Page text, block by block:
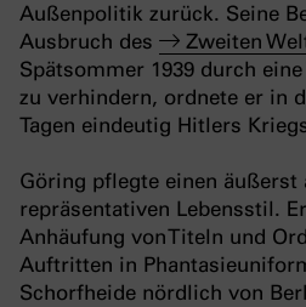
Außenpolitik zurück. Seine
Ausbruch des
Zweiten
Spätsommer 1939 durch
zu verhindern, ordnete er in
Tagen eindeutig Hitlers
Göring pflegte einen äußerst
repräsentativen Lebensstil.
Anhäufung von Titeln und
Auftritten in
Schorfheide nördlich von